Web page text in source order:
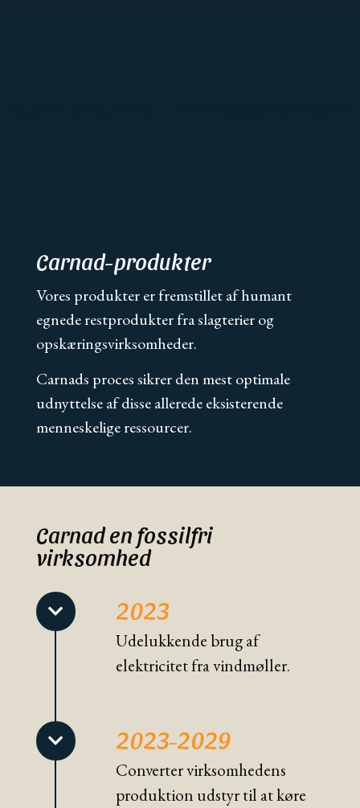
Carnad-produkter
Vores produkter er fremstillet af humant
egnede restprodukter fra slagterier og
opskæringsvirksomheder.
Carnads proces sikrer den mest optimale
udnyttelse af disse allerede eksisterende
menneskelige ressourcer.
Carnad en fossilfri
virksomhed
2023
Udelukkende brug af
elektricitet fra vindmøller.
2023-2029
Converter virksomhedens
produktion udstyr til at køre